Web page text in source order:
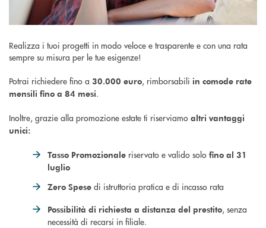
Realizza i tuoi progetti in modo veloce e trasparente e con una rata
sempre su misura per le tue esigenze!
Potrai richiedere fino a 30.000 euro, rimborsabili in comode rate
mensili fino a 84 mesi.
Inoltre, grazie alla promozione estate ti riserviamo altri vantaggi
unici:
Tasso Promozionale riservato e valido solo fino al 31
luglio
Zero Spese di istruttoria pratica e di incasso rata
Possibilità di richiesta a distanza del prestito, senza
necessità di recarsi in filiale.